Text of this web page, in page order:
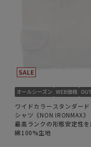
ワイドカラースタンダード
シャツ《NON IRONMAX》
最高ランクの形態安定性を
綿100%生地